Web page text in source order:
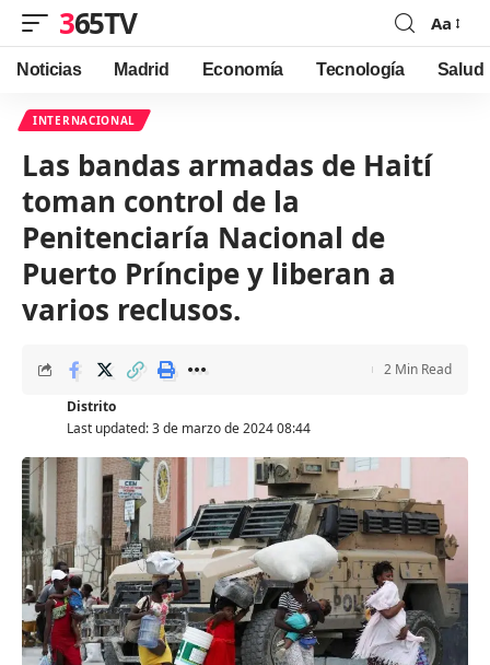
365TV
Font
Resizer
Aa
Noticias Madrid Economía Tecnología Salud
INTERNACIONAL
Las bandas armadas de Haití
toman control de la
Penitenciaría Nacional de
Puerto Príncipe y liberan a
varios reclusos.
Last updated: 3 de marzo de 2024 08:44
Distrito
2 Min Read